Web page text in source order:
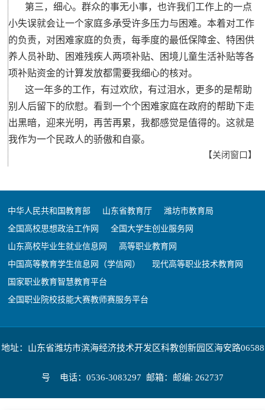
第三，细心。群众的事无小事，也许我们工作上的一点
小失误就会让一个家庭多承受许多压力与困难。本着对工作
的负责，对困难家庭的负责，每季度的最低保障金、特困供
养人员补助、困难残疾人两项补贴、困境儿童生活补贴等各
项补贴资金的计算发放都需要我细心的核对。
这一年多的工作，有过欢欣，有过泪水，更多的是帮助
别人后留下的欣慰。看到一个个困难家庭在政府的帮助下走
出黑暗，迎来光明，再苦再累，我都感觉是值得的。这就是
我作为一个民政人的骄傲和自豪。
【关闭窗口 】
中华人民共和国教育部 山东省教育厅
潍坊市教育局
全国高校思想政治工作网
全国大学生创业服务网
山东高校毕业生就业信息网
高等职业教育网
中国高等教育学生信息网（学信网）
现代高等职业技术教育网
国家职业教育智慧教育平台
全国职业院校技能大赛教师赛服务平台
地址：山东省潍坊市滨海经济技术开发区科教创新园区海安路06588
号 电话：0536-3083297 邮箱：邮编: 262737